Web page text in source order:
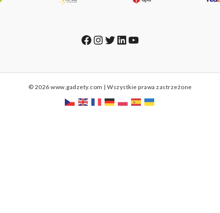
Facebook
Instagram
Twitter
LinkedIn
YouTube
© 2026 www.gadzety.com | Wszystkie prawa zastrzeżone